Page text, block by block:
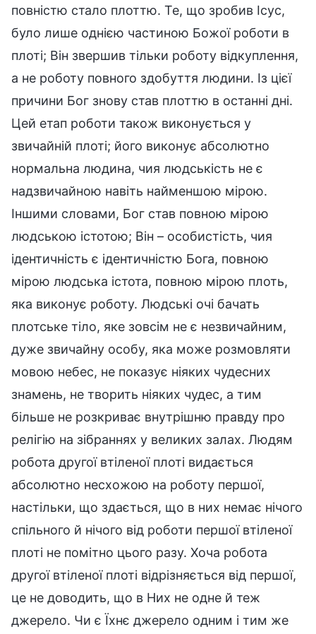
повністю стало плоттю. Те, що зробив Ісус,
було лише однією частиною Божої роботи в
плоті; Він звершив тільки роботу відкуплення,
а не роботу повного здобуття людини. Із цієї
причини Бог знову став плоттю в останні дні.
Цей етап роботи також виконується у
звичайній плоті; його виконує абсолютно
нормальна людина, чия людськість не є
надзвичайною навіть найменшою мірою.
Іншими словами, Бог став повною мірою
людською істотою; Він – особистість, чия
ідентичність є ідентичністю Бога, повною
мірою людська істота, повною мірою плоть,
яка виконує роботу. Людські очі бачать
плотське тіло, яке зовсім не є незвичайним,
дуже звичайну особу, яка може розмовляти
мовою небес, не показує ніяких чудесних
знамень, не творить ніяких чудес, а тим
більше не розкриває внутрішню правду про
релігію на зібраннях у великих залах. Людям
робота другої втіленої плоті видається
абсолютно несхожою на роботу першої,
настільки, що здається, що в них немає нічого
спільного й нічого від роботи першої втіленої
плоті не помітно цього разу. Хоча робота
другої втіленої плоті відрізняється від першої,
це не доводить, що в Них не одне й теж
джерело. Чи є Їхнє джерело одним і тим же